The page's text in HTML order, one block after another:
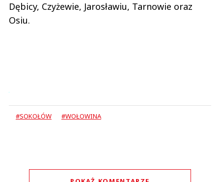
Dębicy, Czyżewie, Jarosławiu, Tarnowie oraz
Osiu.
#SOKOŁÓW #WOŁOWINA